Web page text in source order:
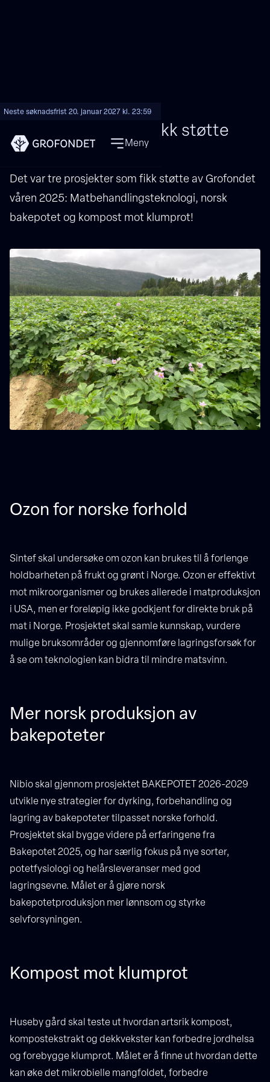
Neste søknadsfrist 20. januar 2027 kl. 23:59
Meny
Disse prosjektene fikk støtte
våren 2025
Det var tre prosjekter som fikk støtte av Grofondet
våren 2025: Matbehandlingsteknologi, norsk
bakepotet og kompost mot klumprot!
Ozon for norske forhold
Sintef skal undersøke om ozon kan brukes til å forlenge
holdbarheten på frukt og grønt i Norge. Ozon er effektivt
mot mikroorganismer og brukes allerede i matproduksjon
i USA, men er foreløpig ikke godkjent for direkte bruk på
mat i Norge. Prosjektet skal samle kunnskap, vurdere
mulige bruksområder og gjennomføre lagringsforsøk for
å se om teknologien kan bidra til mindre matsvinn.
Mer norsk produksjon av
bakepoteter
Nibio skal gjennom prosjektet BAKEPOTET 2026-2029
utvikle nye strategier for dyrking, forbehandling og
lagring av bakepoteter tilpasset norske forhold.
Prosjektet skal bygge videre på erfaringene fra
Bakepotet 2025, og har særlig fokus på nye sorter,
potetfysiologi og helårsleveranser med god
lagringsevne. Målet er å gjøre norsk
bakepotetproduksjon mer lønnsom og styrke
selvforsyningen.
Kompost mot klumprot
Huseby gård skal teste ut hvordan artsrik kompost,
kompostekstrakt og dekkvekster kan forbedre jordhelsa
og forebygge klumprot. Målet er å finne ut hvordan dette
kan øke det mikrobielle mangfoldet, forbedre